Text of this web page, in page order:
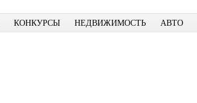
КОНКУРСЫ НЕДВИЖИМОСТЬ АВТО